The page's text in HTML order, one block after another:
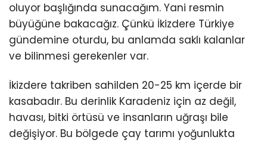
oluyor başlığında sunacağım. Yani resmin
büyüğüne bakacağız. Çünkü İkizdere Türkiye
gündemine oturdu, bu anlamda saklı kalanlar
ve bilinmesi gerekenler var.
İkizdere takriben sahilden 20-25 km içerde bir
kasabadır. Bu derinlik Karadeniz için az değil,
havası, bitki örtüsü ve insanların uğraşı bile
değişiyor. Bu bölgede çay tarımı yoğunlukta